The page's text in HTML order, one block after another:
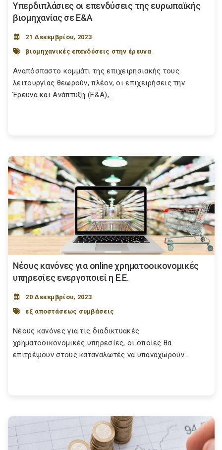
Υπερδιπλάσιες οι επενδύσεις της ευρωπαϊκής
βιομηχανίας σε Ε&Α
21 Δεκεμβρίου, 2023
βιομηχανικές επενδύσεις στην έρευνα
Αναπόσπαστο κομμάτι της επιχειρησιακής τους
λειτουργίας θεωρούν, πλέον, οι επιχειρήσεις την
Έρευνα και Ανάπτυξη (Ε&Α),...
Νέους κανόνες για online χρηματοοικονομικές
υπηρεσίες ενεργοποιεί η Ε.Ε.
20 Δεκεμβρίου, 2023
εξ αποστάσεως συμβάσεις
Νέους κανόνες για τις διαδικτυακές
χρηματοοικονομικές υπηρεσίες, οι οποίες θα
επιτρέψουν στους καταναλωτές να υπαναχωρούν...